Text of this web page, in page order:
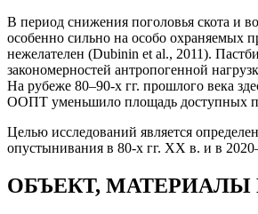
В период снижения поголовья скота и
особенно сильно на особо охраняемых
нежелателен (Dubinin et al., 2011).
закономерностей антропогенной
На рубеже 80–90-х гг. прошлого века
ООПТ уменьшило площадь доступных
Целью исследований является
опустынивания в 80-х гг. XX в. и в
ОБЪЕКТ,